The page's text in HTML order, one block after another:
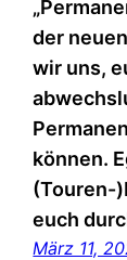
der
wir uns,
können.
(Touren-
euch
März 11,